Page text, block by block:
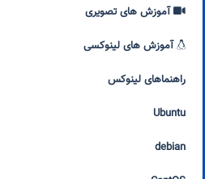
آموزش های تصویری
آموزش های لینوکسی
راهنماهای لینوکس
Ubuntu
debian